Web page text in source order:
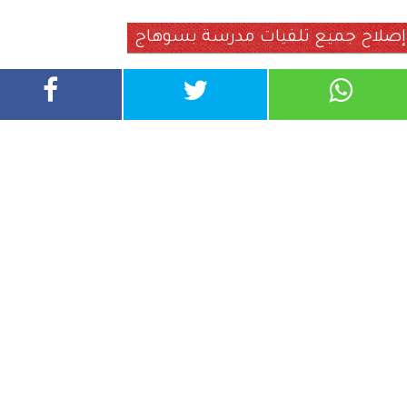
إصلاح جميع تلفيات مدرسة بسوهاج